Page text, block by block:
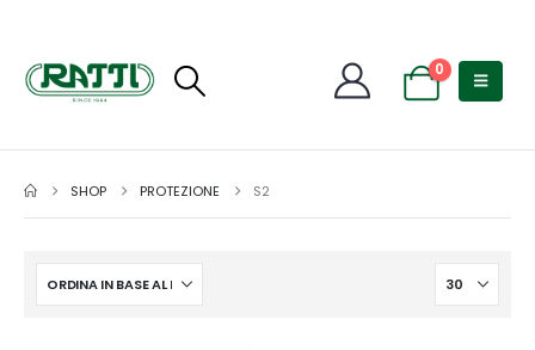
0
SHOP PROTEZIONE S2